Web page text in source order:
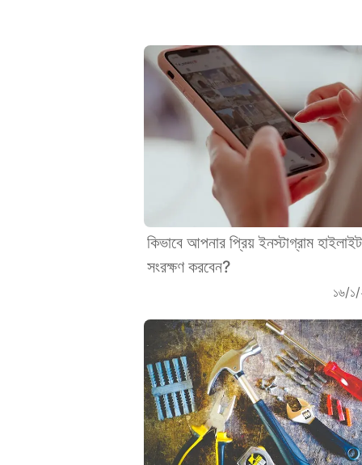
কিভাবে আপনার প্রিয় ইনস্টাগ্রাম
সংরক্ষণ করবেন?
১৬/